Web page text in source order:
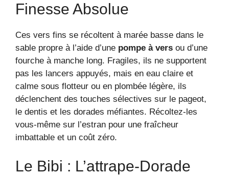
Finesse Absolue
Ces vers fins se récoltent à marée basse dans le
sable propre à l’aide d’une pompe à vers ou d’une
fourche à manche long. Fragiles, ils ne supportent
pas les lancers appuyés, mais en eau claire et
calme sous flotteur ou en plombée légère, ils
déclenchent des touches sélectives sur le pageot,
le dentis et les dorades méfiantes. Récoltez-les
vous-même sur l’estran pour une fraîcheur
imbattable et un coût zéro.
Le Bibi : L’attrape-Dorade